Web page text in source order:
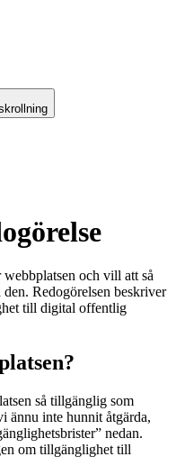
och vill att så
Redogörelsen beskriver
till digital offentlig
så tillgänglig som
ännu inte hunnit åtgärda,
nedan.
om tillgänglighet till